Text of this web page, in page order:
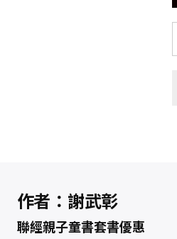
作者：謝武彰
聯經親子童書套書優惠